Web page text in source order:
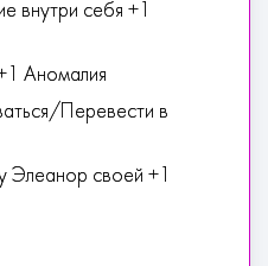
внутри себя +1
Аномалия
Перевести в
Элеанор своей +1